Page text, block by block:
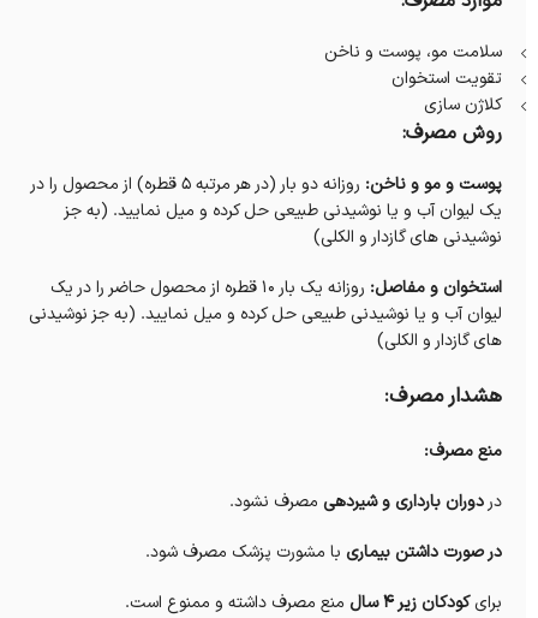
سلامت مو، پوست و ناخن
تقویت استخوان
کلاژن سازی
روش مصرف:
پوست و مو و ناخن:
روزانه دو بار (در هر مرتبه 5 قطره) از محصول را در
یک لیوان آب و یا نوشیدنی طبیعی حل کرده و میل نمایید. (به جز
نوشیدنی های گازدار و الکلی)
استخوان و مفاصل:
روزانه یک بار 10 قطره از محصول حاضر را در یک
لیوان آب و یا نوشیدنی طبیعی حل کرده و میل نمایید. (به جز نوشیدنی
های گازدار و الکلی)
هشدار مصرف:
منع مصرف:
دردوران بارداری و شیردهی مصرف نشود.
در صورت داشتن بیماری با مشورت پزشک مصرف شود.
برایکودکان زیر 4 سال منع مصرف داشته و ممنوع است.